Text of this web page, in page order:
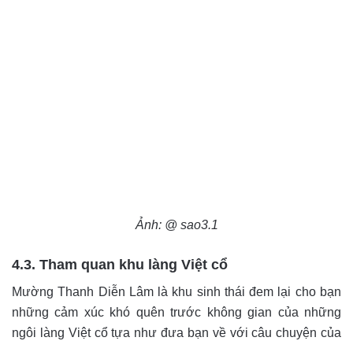
Ảnh: @ sao3.1
4.3. Tham quan khu làng Việt cổ
Mường Thanh Diễn Lâm là khu sinh thái đem lại cho bạn
những cảm xúc khó quên trước không gian của những
ngôi làng Việt cổ tựa như đưa bạn về với câu chuyện của